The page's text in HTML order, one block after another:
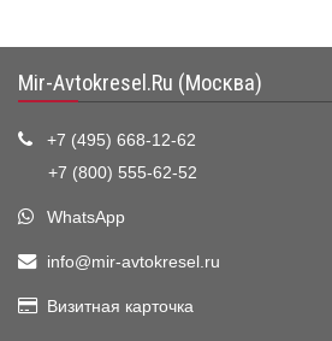
Mir-Avtokresel.Ru (Москва)
+7 (495) 668-12-62
+7 (800) 555-62-52
WhatsApp
info@mir-avtokresel.ru
Визитная карточка